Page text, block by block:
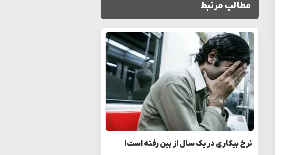
مطالب مرتبط
نرخ بیکاری در یک سال از بین رفته است!